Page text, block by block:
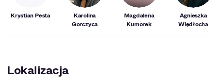
Krystian Pesta
Karolina
Gorczyca
Magdalena
Kumorek
Agnieszka
Więdłocha
Lokalizacja